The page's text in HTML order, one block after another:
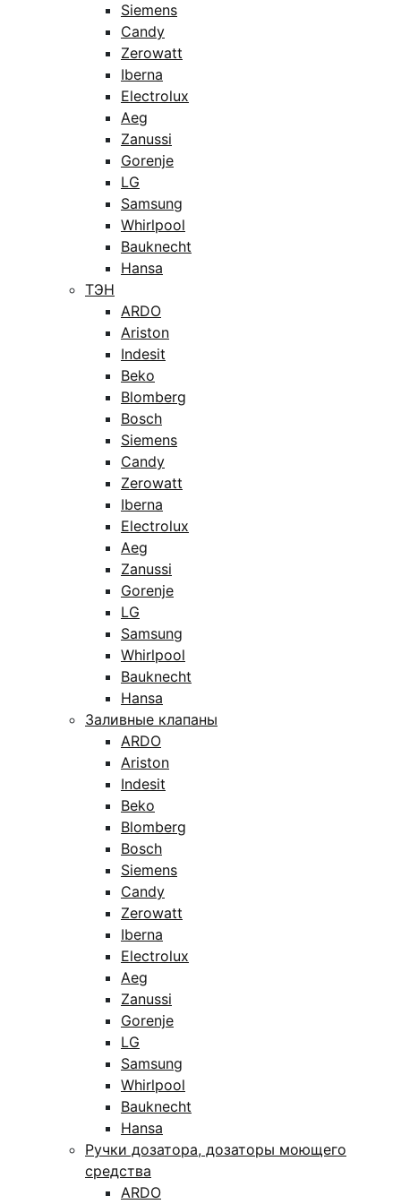
Siemens
Candy
Zerowatt
Iberna
Electrolux
Aeg
Zanussi
Gorenje
LG
Samsung
Whirlpool
Bauknecht
Hansa
ТЭН
ARDO
Ariston
Indesit
Beko
Blomberg
Bosch
Siemens
Candy
Zerowatt
Iberna
Electrolux
Aeg
Zanussi
Gorenje
LG
Samsung
Whirlpool
Bauknecht
Hansa
Заливные клапаны
ARDO
Ariston
Indesit
Beko
Blomberg
Bosch
Siemens
Candy
Zerowatt
Iberna
Electrolux
Aeg
Zanussi
Gorenje
LG
Samsung
Whirlpool
Bauknecht
Hansa
Ручки дозатора, дозаторы моющего
средства
ARDO